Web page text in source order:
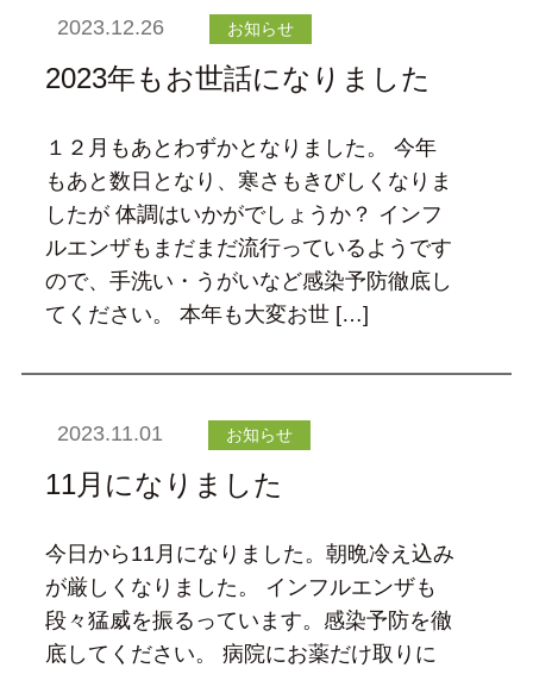
2023.12.26 お知らせ
2023年もお世話になりました
１２月もあとわずかとなりました。 今年
もあと数日となり、寒さもきびしくなりま
したが 体調はいかがでしょうか？ インフ
ルエンザもまだまだ流行っているようです
ので、手洗い・うがいなど感染予防徹底し
てください。 本年も大変お世 […]
2023.11.01 お知らせ
11月になりました
今日から11月になりました。朝晩冷え込み
が厳しくなりました。 インフルエンザも
段々猛威を振るっています。感染予防を徹
底してください。 病院にお薬だけ取りに